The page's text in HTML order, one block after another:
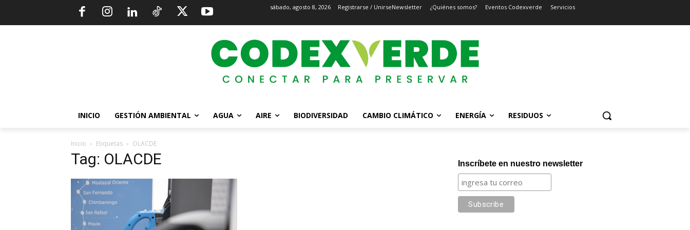
sábado, agosto 8, 2026 Registrarse / UnirseNewsletter ¿Quiénes somos? Eventos Codexverde Servicios
INICIO GESTIÓN AMBIENTAL AGUA AIRE BIODIVERSIDAD CAMBIO CLIMÁTICO ENERGÍA RESIDUOS
Inicio Etiquetas OLACDE
Tag: OLACDE Inscríbete en nuestro newsletter